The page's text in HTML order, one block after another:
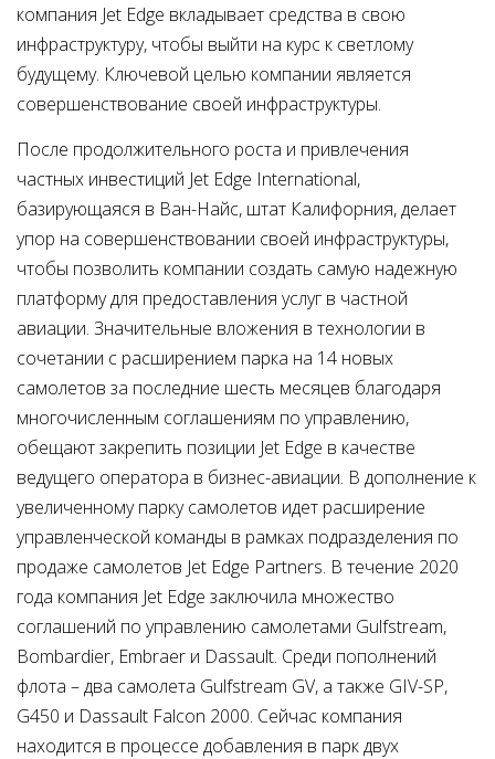
компания Jet Edge вкладывает средства в свою
инфраструктуру, чтобы выйти на курс к светлому
будущему. Ключевой целью компании является
совершенствование своей инфраструктуры.
После продолжительного роста и привлечения
частных инвестиций Jet Edge International,
базирующаяся в Ван-Найс, штат Калифорния, делает
упор на совершенствовании своей инфраструктуры,
чтобы позволить компании создать самую надежную
платформу для предоставления услуг в частной
авиации. Значительные вложения в технологии в
сочетании с расширением парка на 14 новых
самолетов за последние шесть месяцев благодаря
многочисленным соглашениям по управлению,
обещают закрепить позиции Jet Edge в качестве
ведущего оператора в бизнес-авиации. В дополнение к
увеличенному парку самолетов идет расширение
управленческой команды в рамках подразделения по
продаже самолетов Jet Edge Partners. В течение 2020
года компания Jet Edge заключила множество
соглашений по управлению самолетами Gulfstream,
Bombardier, Embraer и Dassault. Среди пополнений
флота – два самолета Gulfstream GV, а также GIV-SP,
G450 и Dassault Falcon 2000. Сейчас компания
находится в процессе добавления в парк двух